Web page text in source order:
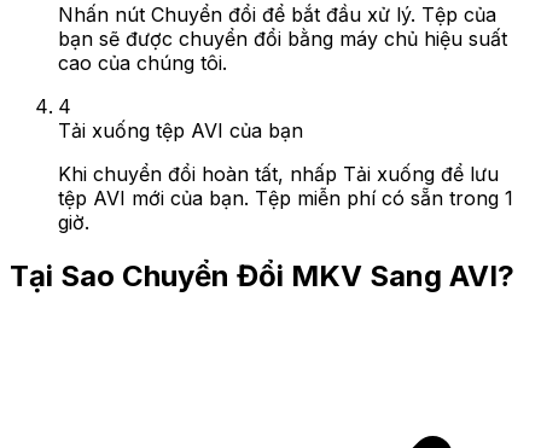
Nhấn nút Chuyển đổi để bắt đầu xử lý. Tệp của
bạn sẽ được chuyển đổi bằng máy chủ hiệu suất
cao của chúng tôi.
4
Tải xuống tệp AVI của bạn
Khi chuyển đổi hoàn tất, nhấp Tải xuống để lưu
tệp AVI mới của bạn. Tệp miễn phí có sẵn trong 1
giờ.
Tại Sao Chuyển Đổi MKV Sang AVI?